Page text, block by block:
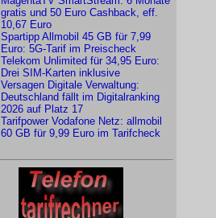
gratis und 50 Euro Cashback, eff.
10,67 Euro
Spartipp Allmobil 45 GB für 7,99
Euro: 5G-Tarif im Preischeck
Telekom Unlimited für 34,95 Euro:
Drei SIM-Karten inklusive
Versagen Digitale Verwaltung:
Deutschland fällt im Digitalranking
2026 auf Platz 17
Tarifpower Vodafone Netz: allmobil
60 GB für 9,99 Euro im Tarifcheck